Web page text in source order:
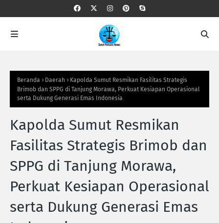
Beranda Daerah
‎Kapolda Sumut Resmikan Fasilitas Strategis
Brimob dan SPPG di Tanjung Morawa, Perkuat Kesiapan Operasional
serta Dukung Generasi Emas Indonesia‎
‎Kapolda Sumut Resmikan
Fasilitas Strategis Brimob dan
SPPG di Tanjung Morawa,
Perkuat Kesiapan Operasional
serta Dukung Generasi Emas